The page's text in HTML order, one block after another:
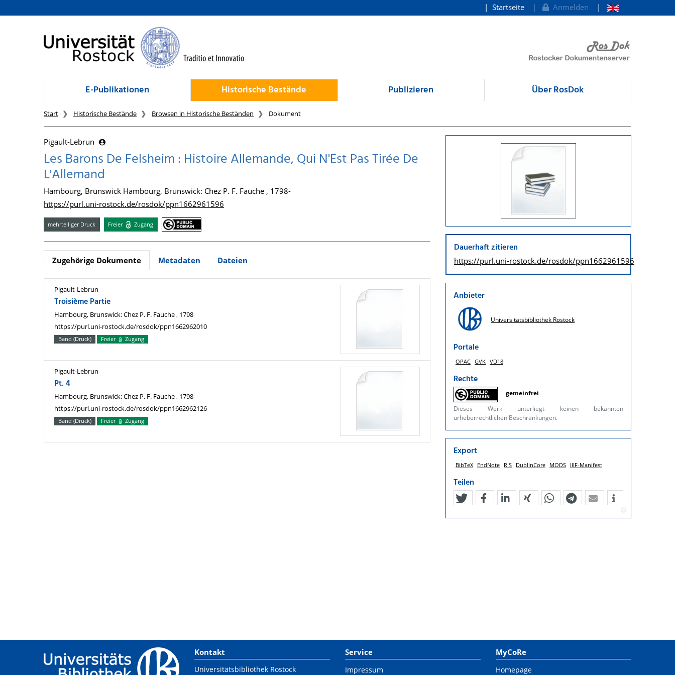
zum Inhalt
Startseite Anmelden
E-Publikationen Historische Bestände Publizieren Über RosDok
Start Historische Bestände Browsen in Historische Beständen Dokument
Pigault-Lebrun
Les Barons De Felsheim : Histoire Allemande, Qui N'Est Pas Tirée De
L'Allemand
Hambourg, Brunswick Hambourg, Brunswick: Chez P. F. Fauche , 1798-
https://purl.uni-rostock.de/rosdok/ppn1662961596
mehrteiliger Druck Freier Zugang
Zugehörige Dokumente Metadaten Dateien
Pigault-Lebrun
Troisième Partie
Hambourg, Brunswick: Chez P. F. Fauche , 1798
https://purl.uni-rostock.de/rosdok/ppn1662962010
Band (Druck) Freier Zugang
Pigault-Lebrun
Pt. 4
Hambourg, Brunswick: Chez P. F. Fauche , 1798
https://purl.uni-rostock.de/rosdok/ppn1662962126
Band (Druck) Freier Zugang
Dauerhaft zitieren
https://purl.uni-rostock.de/rosdok/ppn1662961596
Anbieter
Universitätsbibliothek Rostock
Portale
OPAC GVK VD18
Rechte
gemeinfrei
Dieses Werk unterliegt keinen bekannten
urheberrechtlichen Beschränkungen.
Export
BibTeX EndNote RIS DublinCore MODS IIIF-Manifest
Teilen
Kontakt
Universitätsbibliothek Rostock
Service
Impressum
MyCoRe
Homepage